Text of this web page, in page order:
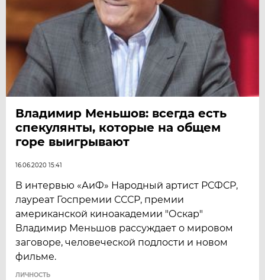
Владимир Меньшов: всегда есть
спекулянты, которые на общем
горе выигрывают
16.06.2020 15:41
В интервью «АиФ» Народный артист РСФСР,
лауреат Госпремии СССР, премии
американской киноакадемии "Оскар"
Владимир Меньшов рассуждает о мировом
заговоре, человеческой подлости и новом
фильме.
ЛИЧНОСТЬ